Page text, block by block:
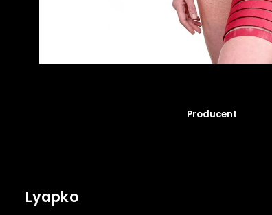
Producent
Lyapko